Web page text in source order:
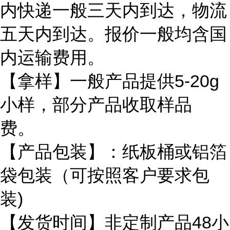
内快递一般三天内到达，物流
五天内到达。报价一般均含国
内运输费用。
【拿样】一般产品提供5-20g
小样，部分产品收取样品
费。
【产品包装】：纸板桶或铝箔
袋包装（可按照客户要求包
装)
【发货时间】非定制产品48小